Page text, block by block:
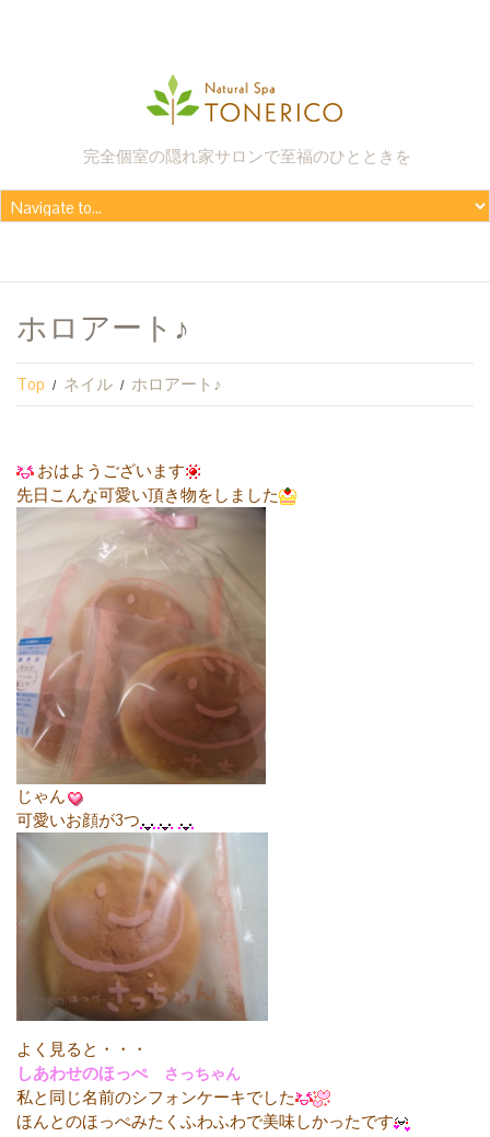
完全個室の隠れ家サロンで至福のひとときを
ホロアート♪
Top ネイル ホロアート♪
おはようございます
先日こんな可愛い頂き物をしました
じゃん
可愛いお顔が3つ
よく見ると・・・
しあわせのほっぺ
さっちゃん
私と同じ名前のシフォンケーキでした
ほんとのほっぺみたくふわふわで美味しかったです